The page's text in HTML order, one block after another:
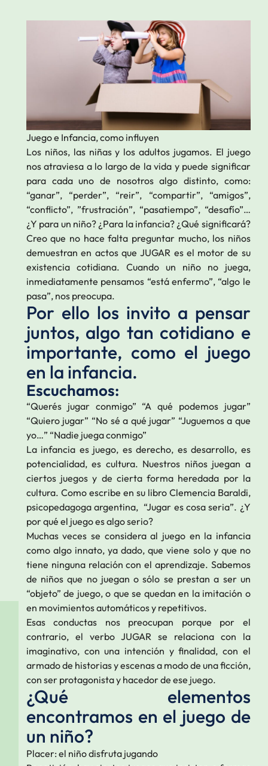
Juego e Infancia, como influyen
Los niños, las niñas y los adultos jugamos. El juego
nos atraviesa a lo largo de la vida y puede significar
para cada uno de nosotros algo distinto, como:
“ganar”, “perder”, “reir”, “compartir”, “amigos”,
“conflicto”, ”frustración”, “pasatiempo”, “desafío”…
¿Y para un niño? ¿Para la infancia? ¿Qué significará?
Creo que no hace falta preguntar mucho, los niños
demuestran en actos que JUGAR es el motor de su
existencia cotidiana. Cuando un niño no juega,
inmediatamente pensamos “está enfermo”, “algo le
pasa”, nos preocupa.
Por ello los invito a pensar
juntos, algo tan cotidiano e
importante, como el juego
en la infancia.
Escuchamos:
“Querés jugar conmigo” “A qué podemos jugar”
“Quiero jugar” “No sé a qué jugar” “Juguemos a que
yo…” “Nadie juega conmigo”
La infancia es juego, es derecho, es desarrollo, es
potencialidad, es cultura. Nuestros niños juegan a
ciertos juegos y de cierta forma heredada por la
cultura. Como escribe en su libro Clemencia Baraldi,
psicopedagoga argentina, “Jugar es cosa seria”. ¿Y
por qué el juego es algo serio?
Muchas veces se considera al juego en la infancia
como algo innato, ya dado, que viene solo y que no
tiene ninguna relación con el aprendizaje. Sabemos
de niños que no juegan o sólo se prestan a ser un
“objeto” de juego, o que se quedan en la imitación o
en movimientos automáticos y repetitivos.
Esas conductas nos preocupan porque por el
contrario, el verbo JUGAR se relaciona con la
imaginativo, con una intención y finalidad, con el
armado de historias y escenas a modo de una ficción,
con ser protagonista y hacedor de ese juego.
¿Qué elementos
encontramos en el juego de
un niño?
Placer: el niño disfruta jugando